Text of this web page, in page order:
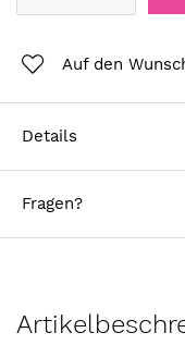
Auf den
Details
Fragen?